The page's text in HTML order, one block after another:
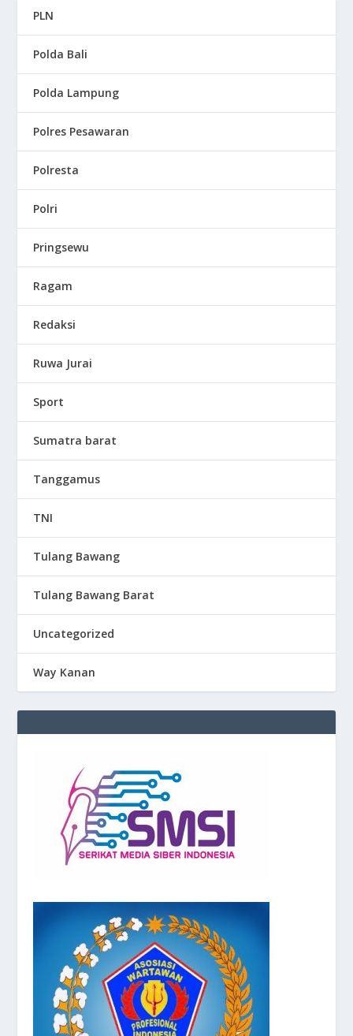
PLN
Polda Bali
Polda Lampung
Polres Pesawaran
Polresta
Polri
Pringsewu
Ragam
Redaksi
Ruwa Jurai
Sport
Sumatra barat
Tanggamus
TNI
Tulang Bawang
Tulang Bawang Barat
Uncategorized
Way Kanan